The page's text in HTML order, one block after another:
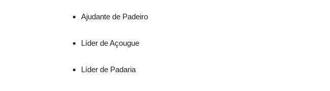
Ajudante de Padeiro
Líder de Açougue
Líder de Padaria